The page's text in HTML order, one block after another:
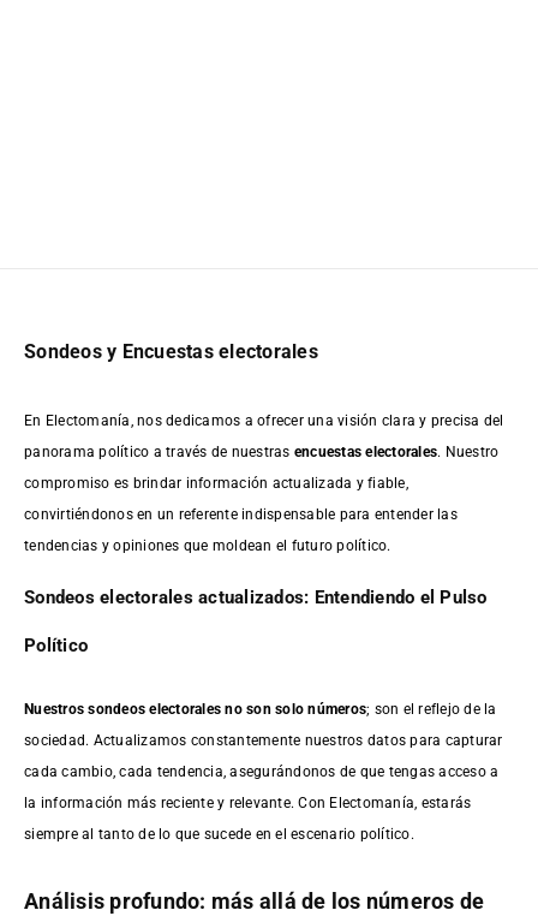
Sondeos y Encuestas electorales
En Electomanía, nos dedicamos a ofrecer una visión clara y precisa del
panorama político a través de nuestras encuestas electorales. Nuestro
compromiso es brindar información actualizada y fiable,
convirtiéndonos en un referente indispensable para entender las
tendencias y opiniones que moldean el futuro político.
Sondeos electorales actualizados: Entendiendo el Pulso
Político
Nuestros sondeos electorales no son solo números; son el reflejo de la
sociedad. Actualizamos constantemente nuestros datos para capturar
cada cambio, cada tendencia, asegurándonos de que tengas acceso a
la información más reciente y relevante. Con Electomanía, estarás
siempre al tanto de lo que sucede en el escenario político.
Análisis profundo: más allá de los números de